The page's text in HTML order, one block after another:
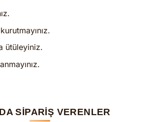
ütüleyiniz.
SİPARİŞ VERENLER